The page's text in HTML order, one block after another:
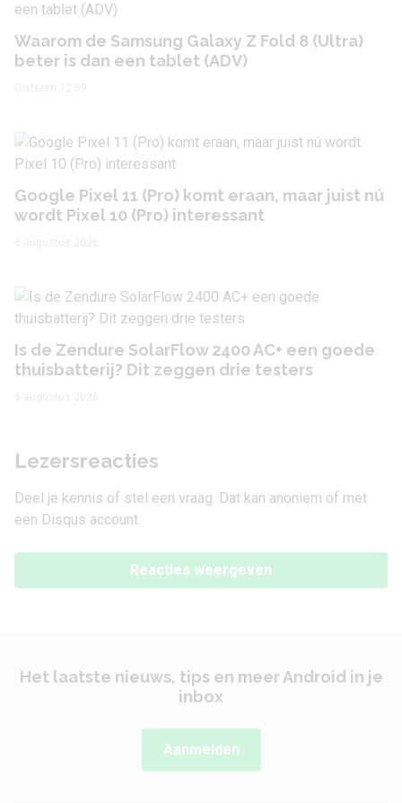
Waarom de Samsung Galaxy Z Fold 8 (Ultra)
beter is dan een tablet (ADV)
Google Pixel 11 (Pro) komt eraan, maar juist nú
wordt Pixel 10 (Pro) interessant
Is de Zendure SolarFlow 2400 AC+ een goede
thuisbatterij? Dit zeggen drie testers
Lezersreacties
Deel je kennis of stel een vraag. Dat kan anoniem of met
een Disqus account.
Reacties weergeven
Het laatste nieuws, tips en meer Android in je
inbox
Aanmelden